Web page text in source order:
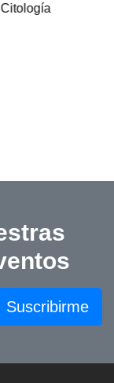
Suscribirme